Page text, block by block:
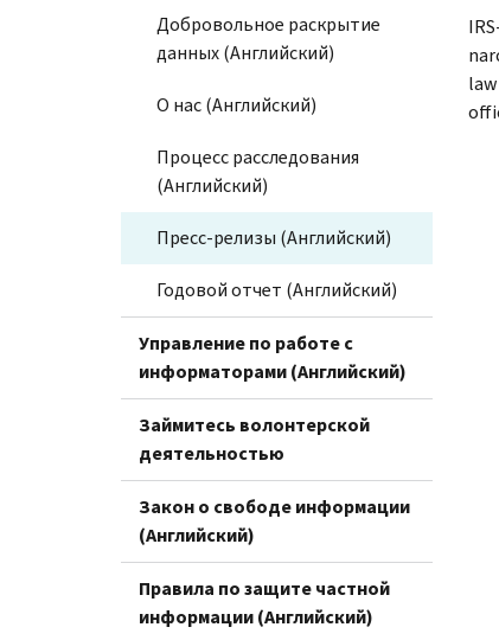
Добровольное раскрытие
данных (Английский)
О нас (Английский)
Процесс расследования
(Английский)
Пресс-релизы (Английский)
Годовой отчет (Английский)
Управление по работе с
информаторами (Английский)
Займитесь волонтерской
деятельностью
Закон о свободе информации
(Английский)
Правила по защите частной
информации (Английский)